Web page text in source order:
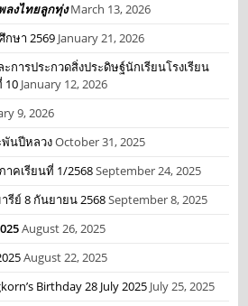
ลงไทยลูกทุ่ง March 13, 2026
ษา 2569 January 21, 2026
การประกวดสิ่งประดิษฐ์นักเรียนโรงเรียน
10 January 12, 2026
9, 2026
นปีหลวงOctober 31, 2025
คเรียนที่ 1/2568September 24, 2025
รีย์ 8 กันยายน 2568September 8, 2025
August 26, 2025
August 22, 2025
Birthday 28 July 2025 July 25, 2025